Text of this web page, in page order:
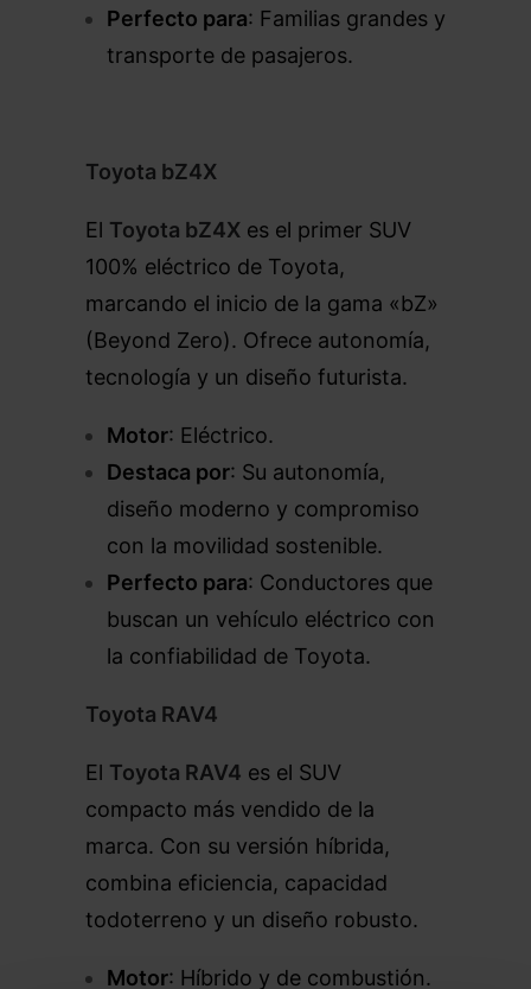
Perfecto para: Familias grandes y
transporte de pasajeros.
Toyota bZ4X
El Toyota bZ4X es el primer SUV
100% eléctrico de Toyota,
marcando el inicio de la gama «bZ»
(Beyond Zero). Ofrece autonomía,
tecnología y un diseño futurista.
Motor: Eléctrico.
Destaca por: Su autonomía,
diseño moderno y compromiso
con la movilidad sostenible.
Perfecto para: Conductores que
buscan un vehículo eléctrico con
la confiabilidad de Toyota.
Toyota RAV4
El Toyota RAV4 es el SUV
compacto más vendido de la
marca. Con su versión híbrida,
combina eficiencia, capacidad
todoterreno y un diseño robusto.
Motor: Híbrido y de combustión.